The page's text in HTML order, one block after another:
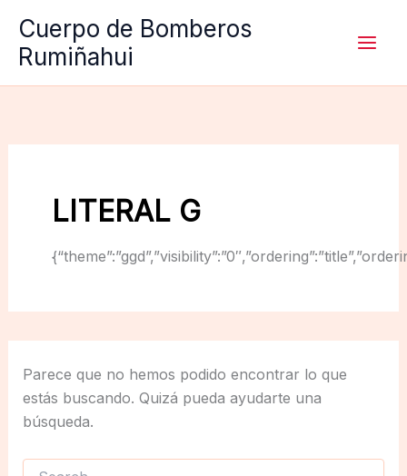
contenido
Cuerpo de Bomberos
Rumiñahui
LITERAL G
Parece que no hemos podido encontrar lo que
estás buscando. Quizá pueda ayudarte una
búsqueda.
Buscar